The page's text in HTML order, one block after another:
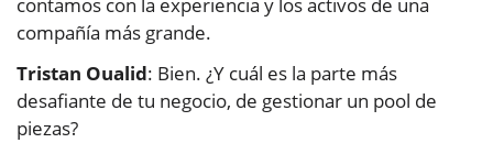
compañía más grande.
Tristan Oualid: Bien. ¿Y cuál es la parte más
desafiante de tu negocio, de gestionar un pool de
piezas?